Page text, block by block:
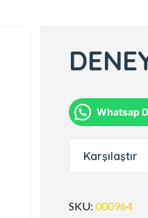
Whatsap
Karşılaştır
SKU:000964